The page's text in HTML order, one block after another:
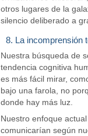
otros lugares de la
silencio deliberado a
8. La incomprensión
Nuestra búsqueda de
tendencia cognitiva
es más fácil mirar,
bajo una farola, no
donde hay más luz.
Nuestro enfoque
comunicarían según